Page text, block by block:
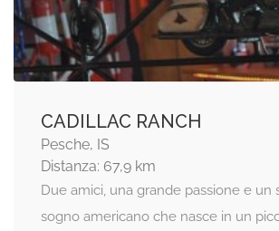
CADILLAC RANCH
Pesche, IS
Distanza: 67,9 km
Due amici, una grande passione e un
sogno americano che nasce in un